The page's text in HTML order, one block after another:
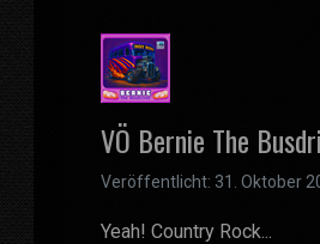
VÖ Bernie The
Veröffentlicht: 31. Oktober
Yeah! Country Rock...